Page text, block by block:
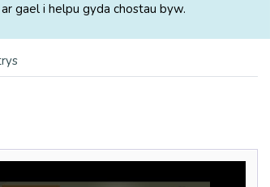
gael i helpu gyda chostau byw.